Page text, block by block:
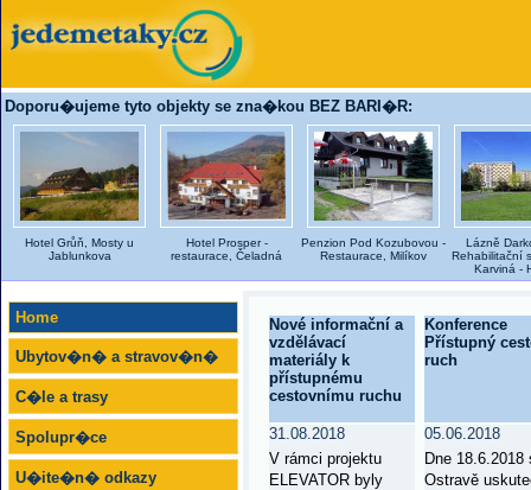
Doporu�ujeme tyto objekty se zna�kou BEZ BARI�R:
Hotel Grůň, Mosty u
Jablunkova
Hotel Prosper -
restaurace, Čeladná
Penzion Pod Kozubovou -
Restaurace, Milíkov
Lázně
Rehabilitační
Karviná -
Home
Ubytov�n� a stravov�n�
C�le a trasy
Spolupr�ce
U�ite�n� odkazy
Nové informační a
vzdělávací
materiály k
přístupnému
cestovnímu ruchu
Konference
Přístupný
ruch
31.08.2018
V rámci projektu
ELEVATOR byly
05.06.2018
Dne 18.6.2018
Ostravě